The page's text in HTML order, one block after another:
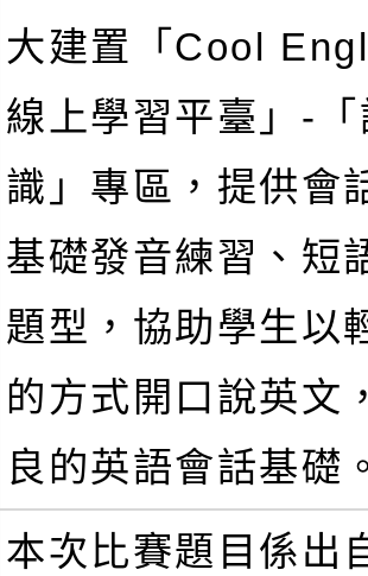
大建置「Cool
線上學習平臺」-
識」專區，提供會
基礎發音練習、短
題型，協助學生以
的方式開口說英文
良的英語會話基礎
本次比賽題目係出